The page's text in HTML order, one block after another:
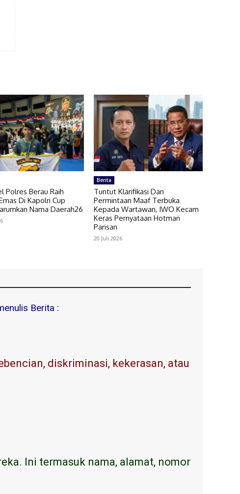
Polres Berau Raih
Di Kapolri Cup
Nama Daerah26
Berita
Tuntut Klarifikasi Dan
Permintaan Maaf Terbuka
Kepada Wartawan, IWO Kecam
Keras Pernyataan Hotman
Parisan
20 Juli 2026
Berita :
diskriminasi, kekerasan, atau
Ini termasuk nama, alamat, nomor